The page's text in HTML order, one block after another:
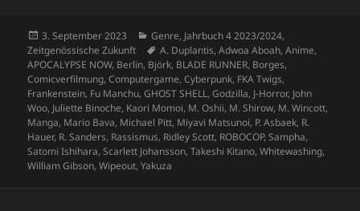
Veröffentlicht
am
3. September 2023 Kategorien
Genre, Jahrbuch 4 2023/2024,
Zeitgenössische Zukunft
Schlagwörter
A. Duplantis,Adwoa Aboah,Anime,
APOCALYPSE NOW, Berlin, Björk, BLADE RUNNER, Borges,
Comicverfilmung,Computergame,Cyberpunk, FKA Twigs,
Frankenstein, Fu Manchu,GHOST SHELL,Godzilla, J-Horror, John
Woo, Juliette Binoche, Kaori Momoi, M. Oshii, M. Shirow, M. Wincott,
Manga, Mario Bava, Michael Pitt, Miyavi Matsunoi, P. Asbaek, R.
Hauer, R. Sanders, Rassismus, Ridley Scott, ROBOCOP,Sampha,
Satomi Ishihara,Scarlett Johansson,Takeshi Kitano,Whitewashing,
William Gibson,Wipeout,Yakuza